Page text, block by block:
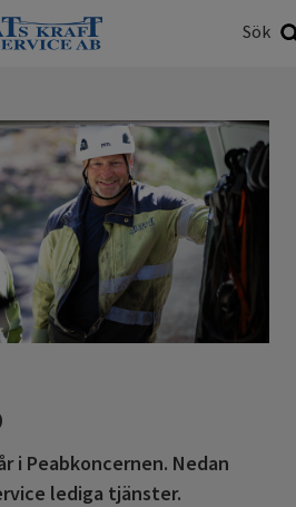
Sök
i Peabkoncernen. Nedan
lediga tjänster.